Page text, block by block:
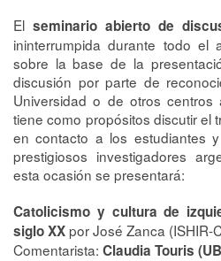
El seminario abierto de
ininterrumpida durante todo el
sobre la base de la
discusión por parte de
Universidad o de otros centros
tiene como propósitos discutir el
en contacto a los estudiantes
prestigiosos investigadores
esta ocasión se presentará:
Catolicismo y cultura de
siglo XXpor José Zanca (ISHIR-
Comentarista: Claudia Touris